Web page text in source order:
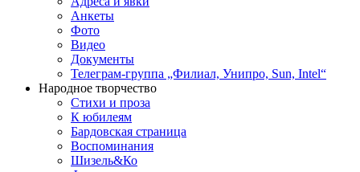
Анкеты
Фото
Видео
Документы
Телеграм-группа „Филиал, Унипро, Sun, Intel“
Народное творчество
Стихи и проза
К юбилеям
Бардовская страница
Воспоминания
Шизель&Ко